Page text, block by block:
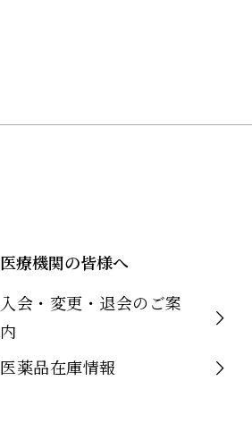
医療機関の皆様へ
入会・変更・退会のご案
内
医薬品在庫情報